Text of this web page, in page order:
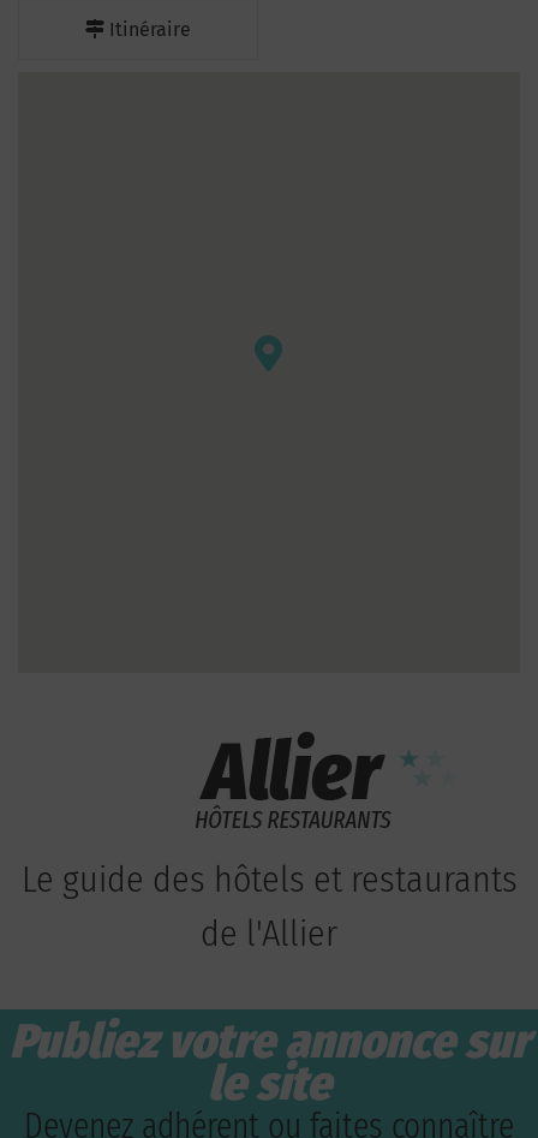
Itinéraire
Le guide des hôtels et restaurants
de l'Allier
Publiez votre annonce sur
le site
Devenez adhérent ou faites connaître